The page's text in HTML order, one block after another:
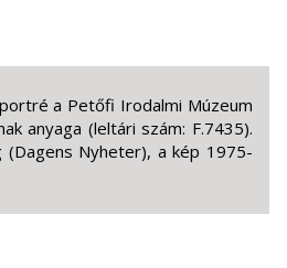
a Petőfi Irodalmi Múzeum
anyaga (leltári szám: F.7435).
Nyheter), a kép 1975-